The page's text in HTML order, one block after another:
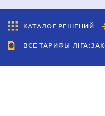
КАТАЛОГ РЕШЕНИЙ
ВСЕ ТАРИФЫ